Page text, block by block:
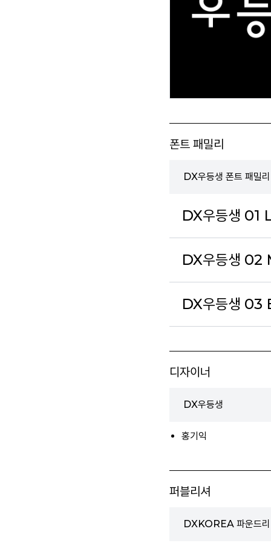
폰트 패밀리
DX우등생 폰트 패밀리
DX우등생 01
DX우등생 02
DX우등생 03
디자이너
DX우등생
홍기익
퍼블리셔
DXKOREA 파운드리